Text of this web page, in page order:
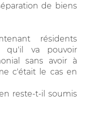
de biens
résidents
qu'il va pouvoir
sans avoir à
c'était le cas en
reste-t-il soumis